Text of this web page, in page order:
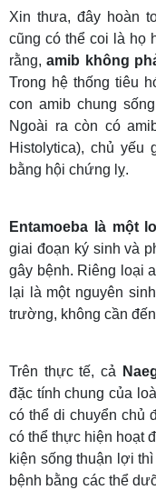
Xin thưa, đây hoàn
cũng có thể coi là họ
rằng,amib không
Trong hệ thống tiêu
con amib chung
Ngoài ra còn có
Histolytica), chủ
bằng hội chứng lỵ.
Entamoeba là một
giai đoạn ký sinh và
gây bệnh. Riêng loại
lại là một nguyên
trường, không cần
Trên thực tế, cả
đặc tính chung của
có thể di chuyển chủ
có thể thực hiện hoạt
kiện sống thuận lợi
bệnh bằng các thể